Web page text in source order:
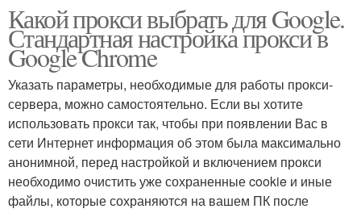
Какой прокси выбрать для Google.
Стандартная настройка прокси в
Google Chrome
Указать параметры, необходимые для работы прокси-
сервера, можно самостоятельно. Если вы хотите
использовать прокси так, чтобы при появлении Вас в
сети Интернет информация об этом была максимально
анонимной, перед настройкой и включением прокси
необходимо очистить уже сохраненные cookie и иные
файлы, которые сохраняются на вашем ПК после